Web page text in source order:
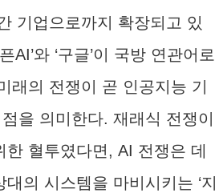
기업으로까지 확장되고 있
AI’와 ‘구글’이 국방 연관어로
래의 전쟁이 곧 인공지능 기
점을 의미한다. 재래식 전쟁이
혈투였다면, AI 전쟁은 데
의 시스템을 마비시키는 ‘지